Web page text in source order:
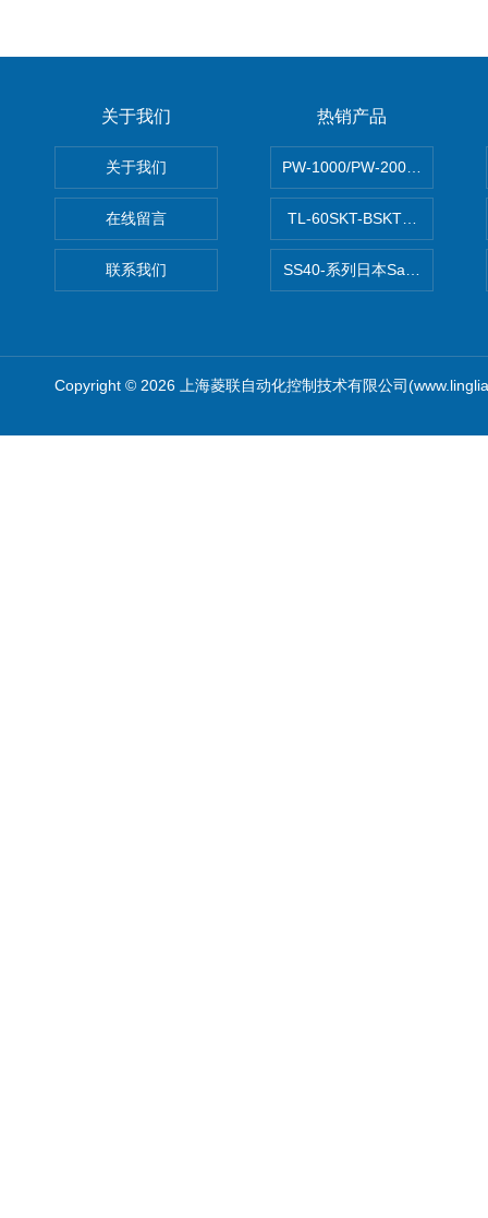
关于我们
关于我们
在线留言
联系我们
热销产品
PW-1000/PW-
TL-60SKT-BSKTC张力控制器
SS40-系列日本Sawamura泽
Copyright © 2026 上海菱联自动化控制技术有限公司